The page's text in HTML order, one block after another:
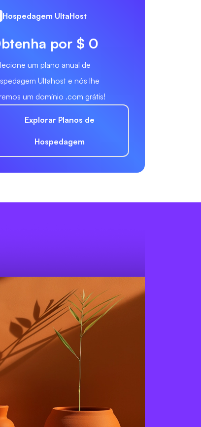
Hospedagem UltaHost
por $ 0
um plano anual de
Ultahost e nós lhe
um domínio .com grátis!
Explorar Planos de
Hospedagem